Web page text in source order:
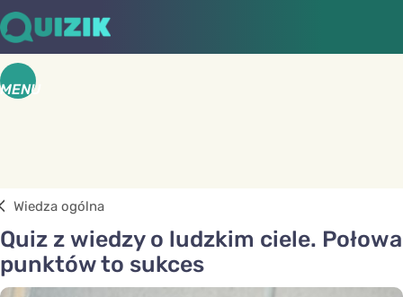
MENU
Wiedza ogólna
Quiz z wiedzy o ludzkim ciele. Połowa
punktów to sukces